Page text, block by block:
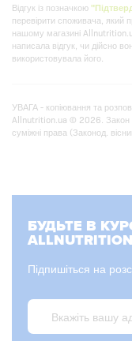
Відгук із позначкою
перевірити споживача, який
нашому магазині
написала відгук, чи дійсно
використовувала його.
УВАГА - копіювання та
Allnutrition.ua © 2026. Закон
суміжні права (Законод.
БУДЬТЕ В
Підпишіться на